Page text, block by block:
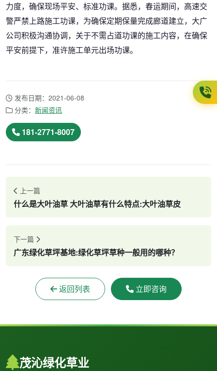
力度，确保现场平安、标准功课。据悉，春运期间，高速交
警严禁上路施工功课，为确保定期保量完成廊道建立，大广
公司积极沟通协调，关于不需占道功课的施工内容，在确保
平安前提下，准许施工单元出场功课。
发布日期：2021-06-08
分类： 新闻资讯
181-2771-8007
上一篇
什么是大叶油草 大叶油草有什么特点:大叶油草皮
下一篇
广东绿化草坪基地:绿化草坪草种一般用的哪种？
返回列表 立即咨询
茂沁绿化草业